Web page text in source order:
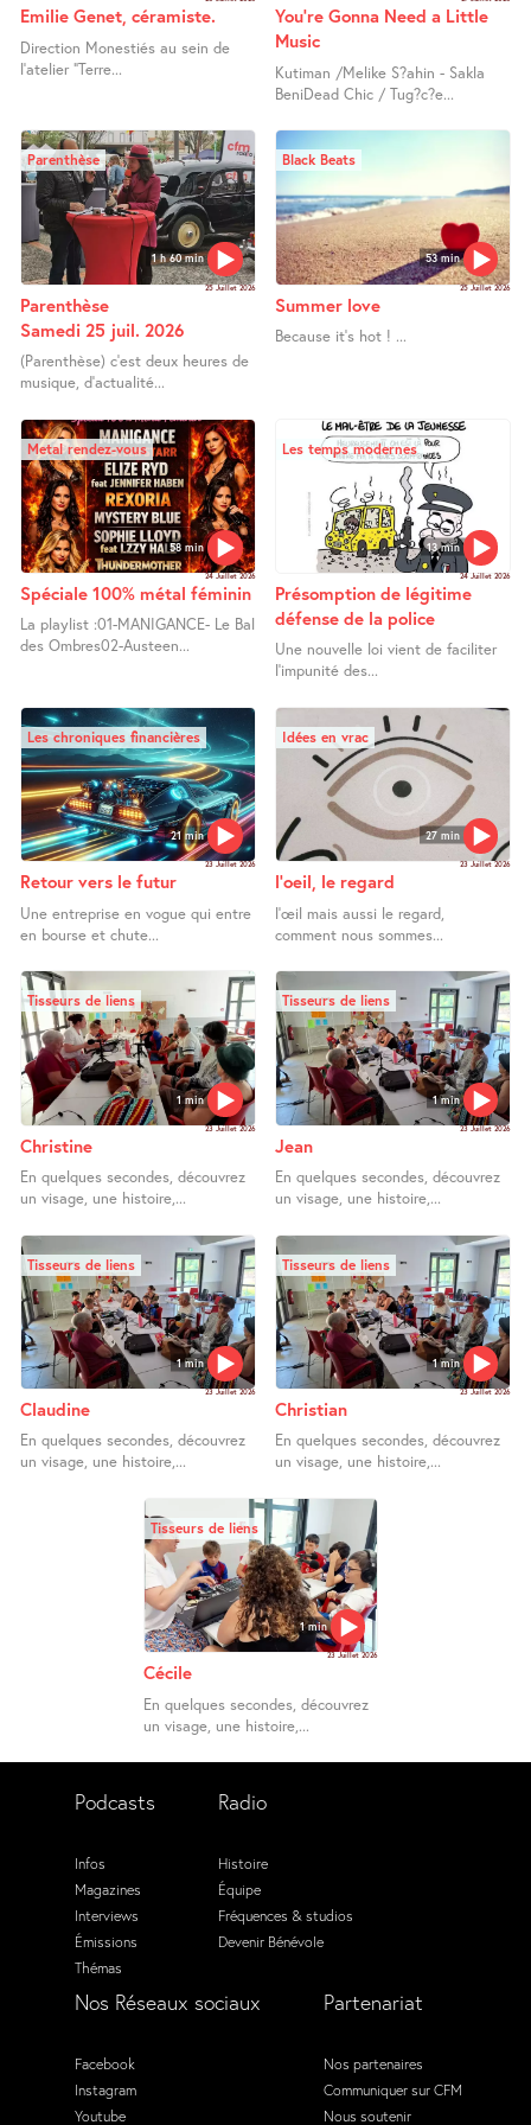
Emilie Genet, céramiste.
Direction Monestiés au sein de
l’atelier "Terre...
You’re Gonna Need a Little
Music
Kutiman /Melike S?ahin - Sakla
BeniDead Chic / Tug?c?e...
1 h 60 min
Parenthèse
25 Juillet 2026
Parenthèse
Samedi 25 juil. 2026
(Parenthèse) c’est deux heures de
musique, d’actualité...
53 min
Black Beats
25 Juillet 2026
Summer love
Because it’s hot ! ...
58 min
Metal rendez-vous
24 Juillet 2026
Spéciale 100% métal féminin
La playlist :01-MANIGANCE- Le Bal
des Ombres02-Austeen...
13 min
Les temps modernes
24 Juillet 2026
Présomption de légitime
défense de la police
Une nouvelle loi vient de faciliter
l’impunité des...
21 min
Les chroniques financières
23 Juillet 2026
Retour vers le futur
Une entreprise en vogue qui entre
en bourse et chute...
27 min
Idées en vrac
23 Juillet 2026
l’oeil, le regard
l’œil mais aussi le regard,
comment nous sommes...
1 min
Tisseurs de liens
23 Juillet 2026
Christine
En quelques secondes, découvrez
un visage, une histoire,...
1 min
Tisseurs de liens
23 Juillet 2026
Jean
En quelques secondes, découvrez
un visage, une histoire,...
1 min
Tisseurs de liens
23 Juillet 2026
Claudine
En quelques secondes, découvrez
un visage, une histoire,...
1 min
Tisseurs de liens
23 Juillet 2026
Christian
En quelques secondes, découvrez
un visage, une histoire,...
1 min
Tisseurs de liens
23 Juillet 2026
Cécile
En quelques secondes, découvrez
un visage, une histoire,...
Podcasts
Infos
Magazines
Interviews
Émissions
Thémas
Radio
Histoire
Équipe
Fréquences & studios
Devenir Bénévole
Nos Réseaux sociaux
Facebook
Instagram
Youtube
Partenariat
Nos partenaires
Communiquer sur CFM
Nous soutenir